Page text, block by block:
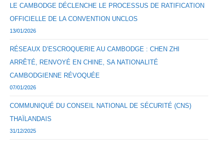
LE CAMBODGE DÉCLENCHE LE PROCESSUS DE RATIFICATION
OFFICIELLE DE LA CONVENTION UNCLOS
13/01/2026
RÉSEAUX D’ESCROQUERIE AU CAMBODGE : CHEN ZHI
ARRÊTÉ, RENVOYÉ EN CHINE, SA NATIONALITÉ
CAMBODGIENNE RÉVOQUÉE
07/01/2026
COMMUNIQUÉ DU CONSEIL NATIONAL DE SÉCURITÉ (CNS)
THAÏLANDAIS
31/12/2025